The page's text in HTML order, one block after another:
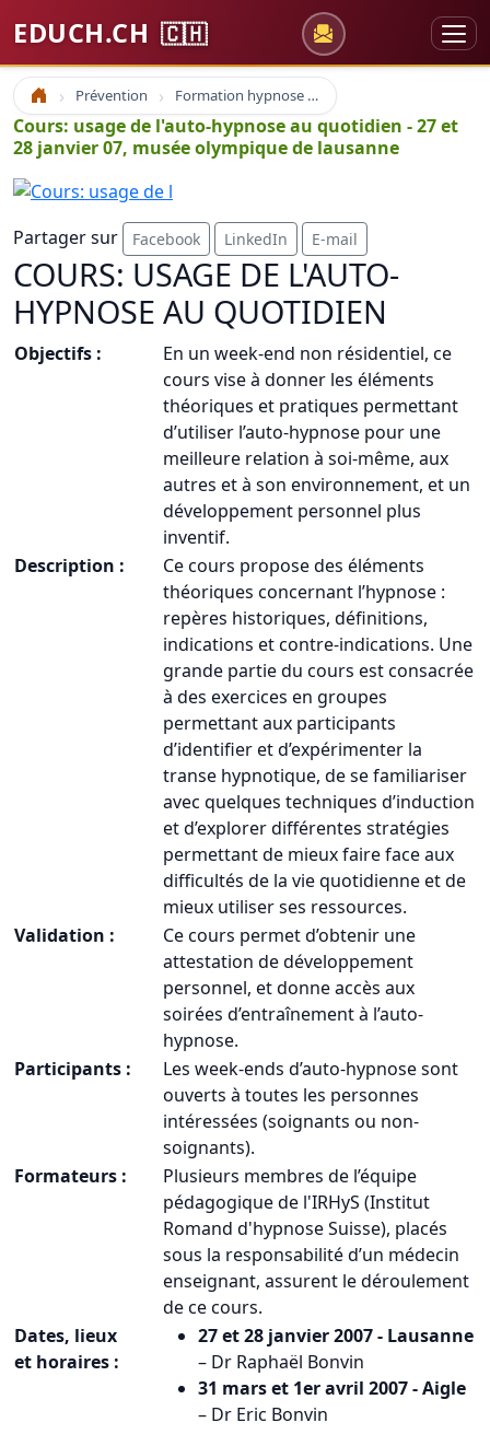
EDUCH.CH 🇨🇭
Accueil Prévention Formation hypnose et auto-hypnose
Cours: usage de l'auto-hypnose au quotidien - 27 et
28 janvier 07, musée olympique de lausanne
Partager sur Facebook LinkedIn E-mail
COURS: USAGE DE L'AUTO-
HYPNOSE AU QUOTIDIEN
Objectifs :
En un week-end non résidentiel, ce
cours vise à donner les éléments
théoriques et pratiques permettant
d’utiliser l’auto-hypnose pour une
meilleure relation à soi-même, aux
autres et à son environnement, et un
développement personnel plus
inventif.
Description :
Ce cours propose des éléments
théoriques concernant l’hypnose :
repères historiques, définitions,
indications et contre-indications. Une
grande partie du cours est consacrée
à des exercices en groupes
permettant aux participants
d’identifier et d’expérimenter la
transe hypnotique, de se familiariser
avec quelques techniques d’induction
et d’explorer différentes stratégies
permettant de mieux faire face aux
difficultés de la vie quotidienne et de
mieux utiliser ses ressources.
Validation :
Ce cours permet d’obtenir une
attestation de développement
personnel, et donne accès aux
soirées d’entraînement à l’auto-
hypnose.
Participants :
Les week-ends d’auto-hypnose sont
ouverts à toutes les personnes
intéressées (soignants ou non-
soignants).
Formateurs :
Plusieurs membres de l’équipe
pédagogique de l'IRHyS (Institut
Romand d'hypnose Suisse), placés
sous la responsabilité d’un médecin
enseignant, assurent le déroulement
de ce cours.
Dates, lieux
et horaires :
27 et 28 janvier 2007 - Lausanne
– Dr Raphaël Bonvin
31 mars et 1er avril 2007 - Aigle
– Dr Eric Bonvin